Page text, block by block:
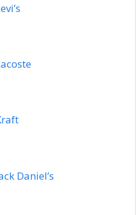
Daniel’s